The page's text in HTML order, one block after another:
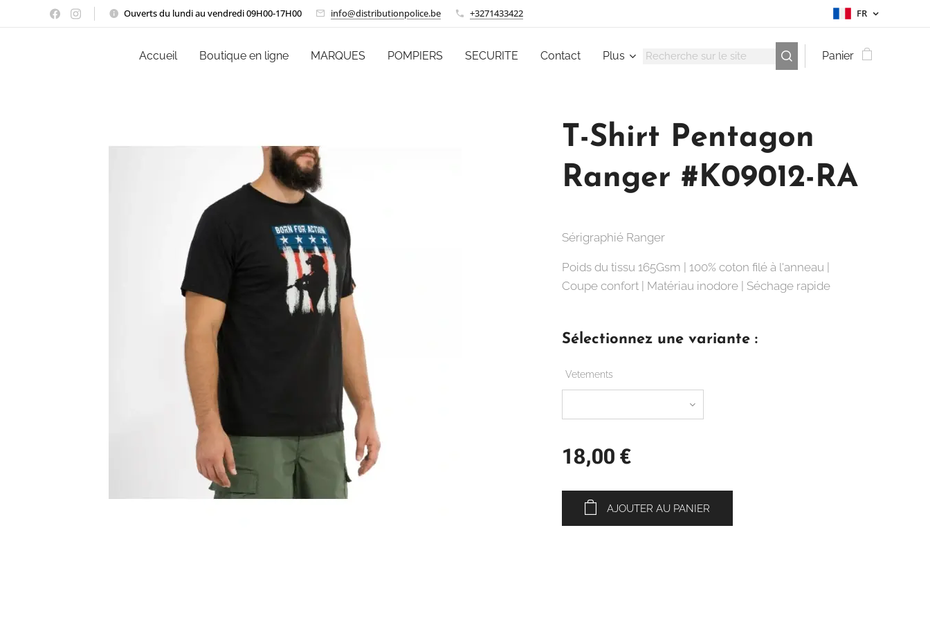
Ouverts du lundi au vendredi 09H00-17H00 info@distributionpolice.be +3271433422 FR
Accueil Boutique en ligne MARQUES POMPIERS SECURITE Contact Plus Panier
T-Shirt Pentagon
Ranger #K09012-RA
Sérigraphié Ranger
Poids du tissu 165Gsm | 100% coton filé à l'anneau |
Coupe confort | Matériau inodore | Séchage rapide
Sélectionnez une variante :
Vetements
18,00 €
AJOUTER AU PANIER